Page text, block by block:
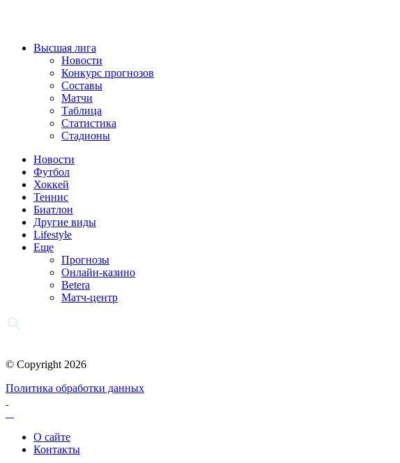
Высшая лига
Новости
Конкурс прогнозов
Составы
Матчи
Таблица
Статистика
Стадионы
Новости
Футбол
Хоккей
Теннис
Биатлон
Другие виды
Lifestyle
Еще
Прогнозы
Онлайн-казино
Betera
Матч-центр
© Copyright 2026
Политика обработки данных
О сайте
Контакты